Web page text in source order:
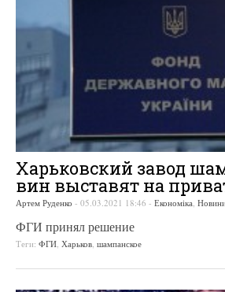
Харьковский завод
вин выставят на
Артем Руденко - 05.03.2021 18:46 - Економіка,
ФГИ принял решение
Теги: ФГИ, Харьков, шампанское